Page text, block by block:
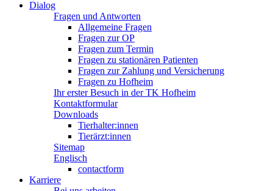
Dialog
Fragen und Antworten
Allgemeine Fragen
Fragen zur OP
Fragen zum Termin
Fragen zu stationären Patienten
Fragen zur Zahlung und Versicherung
Fragen zu Hofheim
Ihr erster Besuch in der TK Hofheim
Kontaktformular
Downloads
Tierhalter:innen
Tierärzt:innen
Sitemap
Englisch
contactform
Karriere